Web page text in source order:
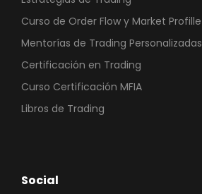
Curso de Order Flow y Market Profille
Mentorías de Trading Personalizadas
Certificación en Trading
Curso Certificación MFIA
Libros de Trading
Social